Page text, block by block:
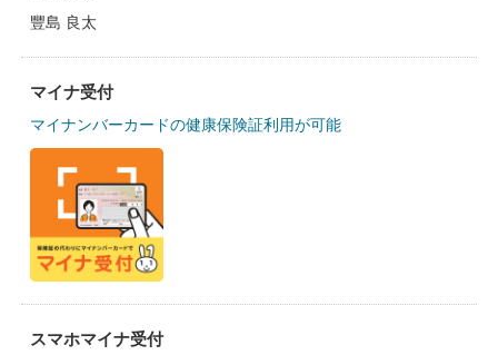
豐島 良太
マイナ受付
マイナンバーカードの健康保険証利用が可能
スマホマイナ受付